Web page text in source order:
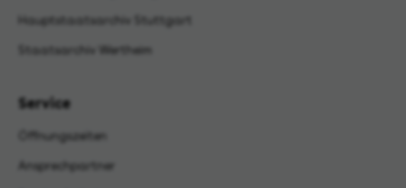
Hauptstaatsarchiv Stuttgart
Staatsarchiv Wertheim
Service
Öffnungszeiten
Ansprechpartner